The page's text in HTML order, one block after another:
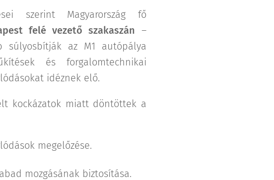
szerint Magyarország fő
felé vezető szakaszán –
súlyosbítják az M1 autópálya
és forgalomtechnikai
idéznek elő.
kockázatok miatt döntöttek a
megelőzése.
mozgásának biztosítása.